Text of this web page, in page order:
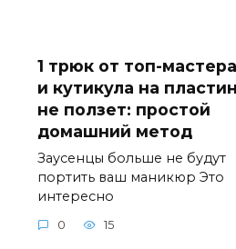
1 трюк от топ-
и кутикула на
не ползет: простой
домашний метод
Заусенцы больше не будут
портить ваш маникюр Это
интересно
0 15